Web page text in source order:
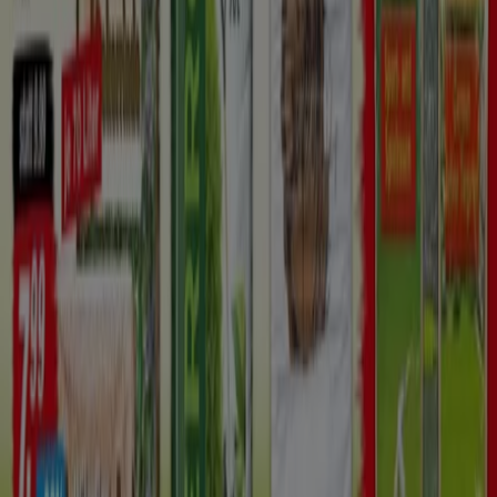
Läuft am 30.9. ab
Neu
Nisbets
Tolle Angebote Auf Grossgerate
Läuft am 23.8. ab
Neu
Bis Zu 40% Rabatt` `
Läuft am 25.8. ab
Neu